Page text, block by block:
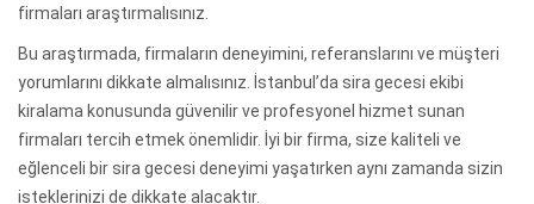
firmaları araştırmalısınız.
Bu araştırmada, firmaların deneyimini, referanslarını ve müşteri
yorumlarını dikkate almalısınız. İstanbul’da sira gecesi ekibi
kiralama konusunda güvenilir ve profesyonel hizmet sunan
firmaları tercih etmek önemlidir. İyi bir firma, size kaliteli ve
eğlenceli bir sira gecesi deneyimi yaşatırken aynı zamanda sizin
isteklerinizi de dikkate alacaktır.